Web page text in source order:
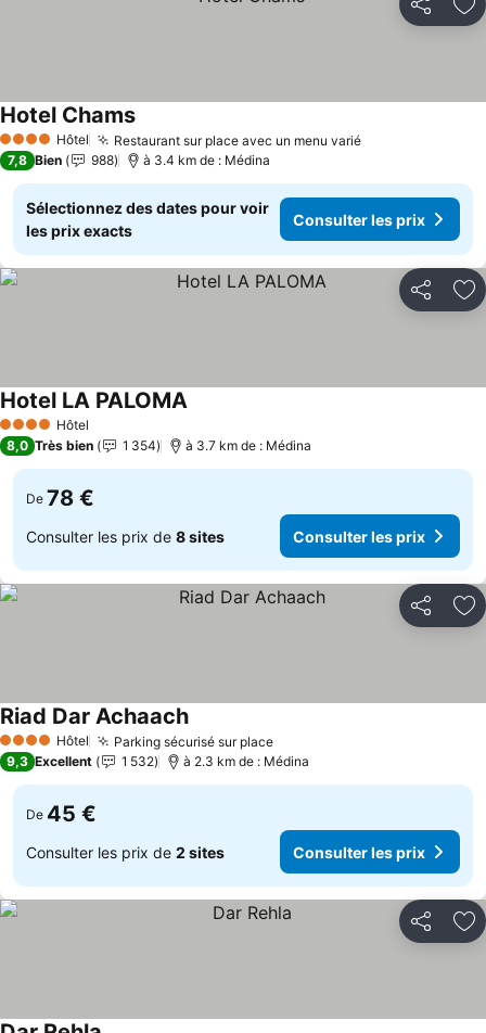
Partager
4 Étoiles Hôtel Restaurant sur place avec un menu variéConsulter les
Hotel ChamsConsulter les prix
7,8 Bien 988 à 3.4 km de : Médina
Sélectionnez des dates pour voir
les prix exacts
Consulter les prix
Partager
4 Étoiles Hôtel
Hotel LA PALOMAConsulter les prix
8,0 Très bien 1 354 à 3.7 km de : Médina
De 78 €
Consulter les prix de 8 sites Consulter les prix
Partager
4 Étoiles Hôtel Parking sécurisé sur placeConsulter les prix
Riad Dar AchaachConsulter les prix
9,3 Excellent 1 532 à 2.3 km de : Médina
De 45 €
Consulter les prix de 2 sites Consulter les prix
Partager